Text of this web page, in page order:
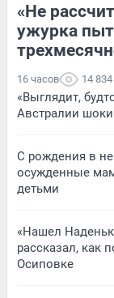
«Не
ужурка
16 часов 14 834
«Выглядит,
Австралии
С рождения в
осужденные
детьми
«Нашел
рассказал, как
Осиповке